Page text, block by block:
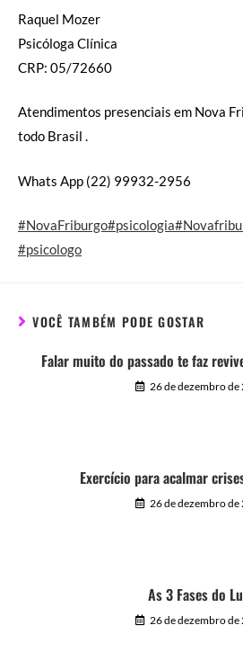
Raquel Mozer
Psicóloga Clínica
CRP: 05/72660
Atendimentos presenciais em Nova
todo Brasil .
Whats App (22) 99932-2956
#NovaFriburgo#psicologia
#psicologo
VOCÊ TAMBÉM PODE GOSTAR
Falar muito do passado te faz
26 de dezembro de
Exercício para acalmar
26 de dezembro de
As 3 Fases do
26 de dezembro de